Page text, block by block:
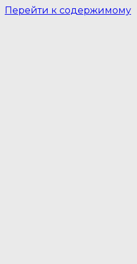
Перейти к содержимому